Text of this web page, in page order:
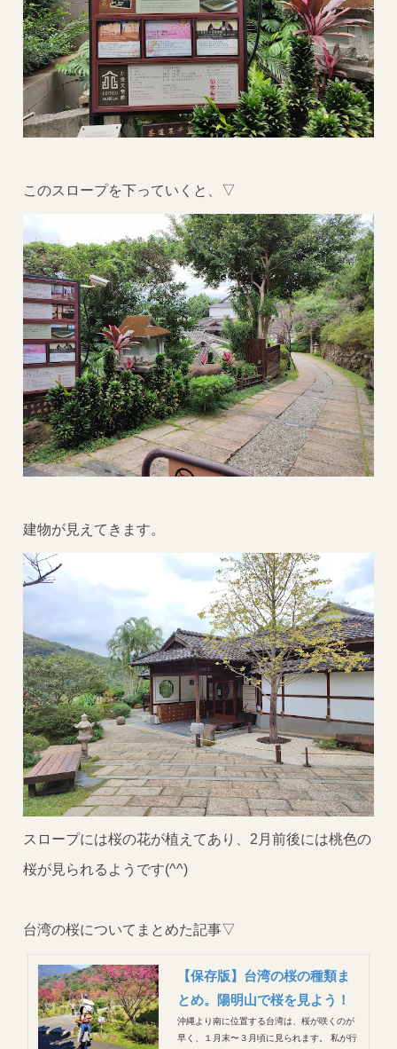
このスロープを下っていくと、▽
建物が見えてきます。
スロープには桜の花が植えてあり、2月前後には桃色の
桜が見られるようです(^^)
台湾の桜についてまとめた記事▽
【保存版】台湾の桜の種類ま
とめ。陽明山で桜を見よう！
沖縄より南に位置する台湾は、桜が咲くのが
早く、１月末〜３月頃に見られます。 私が行